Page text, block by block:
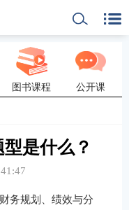
图书课程 公开课
是什么？
务规划、绩效与分